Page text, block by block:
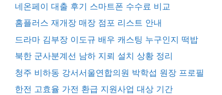
네온페이 대출 후기 스마트폰 수수료 비교
홈플러스 재개장 매장 점포 리스트 안내
드라마 김부장 이도규 배우 캐스팅 누구인지 떡밥
북한 군사분계선 남하 지뢰 설치 상황 정리
청주 비하동 강서서울연합의원 박학섭 원장 프로필
한전 고효율 가전 환급 지원사업 대상 기간